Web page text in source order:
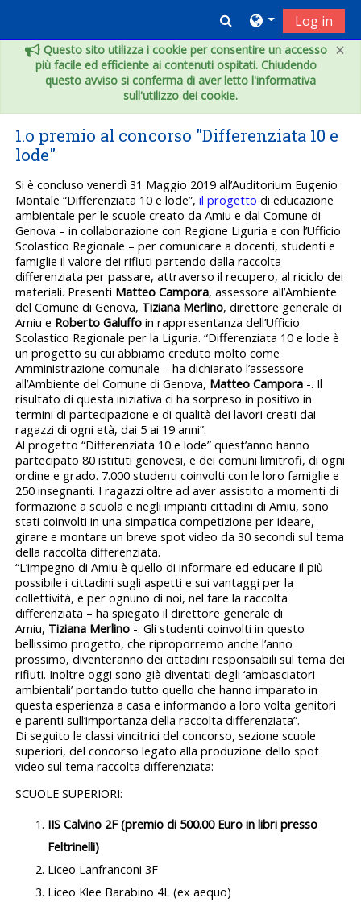
×
Questo sito utilizza i cookie per consentire un accesso
più facile ed efficiente ai contenuti ospitati. Chiudendo
questo avviso si conferma di aver letto l'informativa
sull'utilizzo dei cookie.
Toggle search
Log in
1.o premio al concorso "Differenziata 10 e
lode"
Si è concluso venerdì 31 Maggio 2019 all’Auditorium Eugenio
Montale “Differenziata 10 e lode”,il progetto di educazione
ambientale per le scuole creato da Amiu e dal Comune di
Genova – in collaborazione con Regione Liguria e con l’Ufficio
Scolastico Regionale – per comunicare a docenti, studenti e
famiglie il valore dei rifiuti partendo dalla raccolta
differenziata per passare, attraverso il recupero, al riciclo dei
materiali. Presenti Matteo Campora, assessore all’Ambiente
del Comune di Genova, Tiziana Merlino, direttore generale di
Amiu e Roberto Galuffoin rappresentanza dell’Ufficio
Scolastico Regionale per la Liguria. “Differenziata 10 e lode è
un progetto su cui abbiamo creduto molto come
Amministrazione comunale – ha dichiarato l’assessore
all’Ambiente del Comune di Genova, Matteo Campora -. Il
risultato di questa iniziativa ci ha sorpreso in positivo in
termini di partecipazione e di qualità dei lavori creati dai
ragazzi di ogni età, dai 5 ai 19 anni”.
Al progetto “Differenziata 10 e lode” quest’anno hanno
partecipato 80 istituti genovesi, e dei comuni limitrofi, di ogni
ordine e grado. 7.000 studenti coinvolti con le loro famiglie e
250 insegnanti. I ragazzi oltre ad aver assistito a momenti di
formazione a scuola e negli impianti cittadini di Amiu, sono
stati coinvolti in una simpatica competizione per ideare,
girare e montare un breve spot video da 30 secondi sul tema
della raccolta differenziata.
“L’impegno di Amiu è quello di informare ed educare il più
possibile i cittadini sugli aspetti e sui vantaggi per la
collettività, e per ognuno di noi, nel fare la raccolta
differenziata – ha spiegato il direttore generale di
Amiu, Tiziana Merlino -. Gli studenti coinvolti in questo
bellissimo progetto, che riproporremo anche l’anno
prossimo, diventeranno dei cittadini responsabili sul tema dei
rifiuti. Inoltre oggi sono già diventati degli ‘ambasciatori
ambientali’ portando tutto quello che hanno imparato in
questa esperienza a casa e informando a loro volta genitori
e parenti sull’importanza della raccolta differenziata”.
Di seguito le classi vincitrici del concorso, sezione scuole
superiori, del concorso legato alla produzione dello spot
video sul tema raccolta differenziata:
SCUOLE SUPERIORI:
IIS Calvino 2F (premio di 500.00 Euro in libri presso
Feltrinelli)
Liceo Lanfranconi 3F
Liceo Klee Barabino 4L (ex aequo)